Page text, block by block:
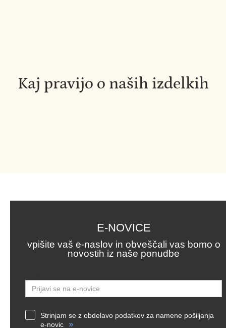
Kaj pravijo o naših izdelkih
E-NOVICE
vpišite vaš e-naslov in obveščali vas bomo o
novostih iz naše ponudbe
Strinjam se z obdelavo podatkov za namene pošiljanja
e-novic
»